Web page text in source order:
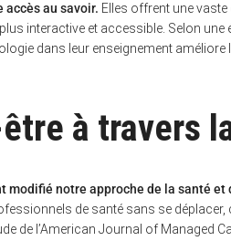
au savoir. Elles offrent une
interactive et accessible. Selon une
dans leur enseignement améliore
à travers
notre approche de la santé et
de santé sans se déplacer,
de l’American Journal of Managed